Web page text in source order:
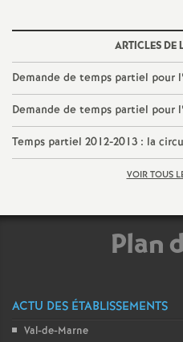
ARTICLES DE
Demande de temps partiel pour
Demande de temps partiel pour
Temps partiel 2012-2013 : la
VOIR TOUS
Plan
ACTU DES ÉTABLISSEMENTS
Val-de-Marne